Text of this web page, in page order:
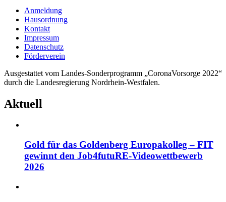
Anmeldung
Hausordnung
Kontakt
Impressum
Datenschutz
Förderverein
Ausgestattet vom Landes-Sonderprogramm „CoronaVorsorge 2022“
durch die Landesregierung Nordrhein-Westfalen.
Aktuell
Gold für das Goldenberg Europakolleg – FIT
gewinnt den Job4futuRE-Videowettbewerb
2026